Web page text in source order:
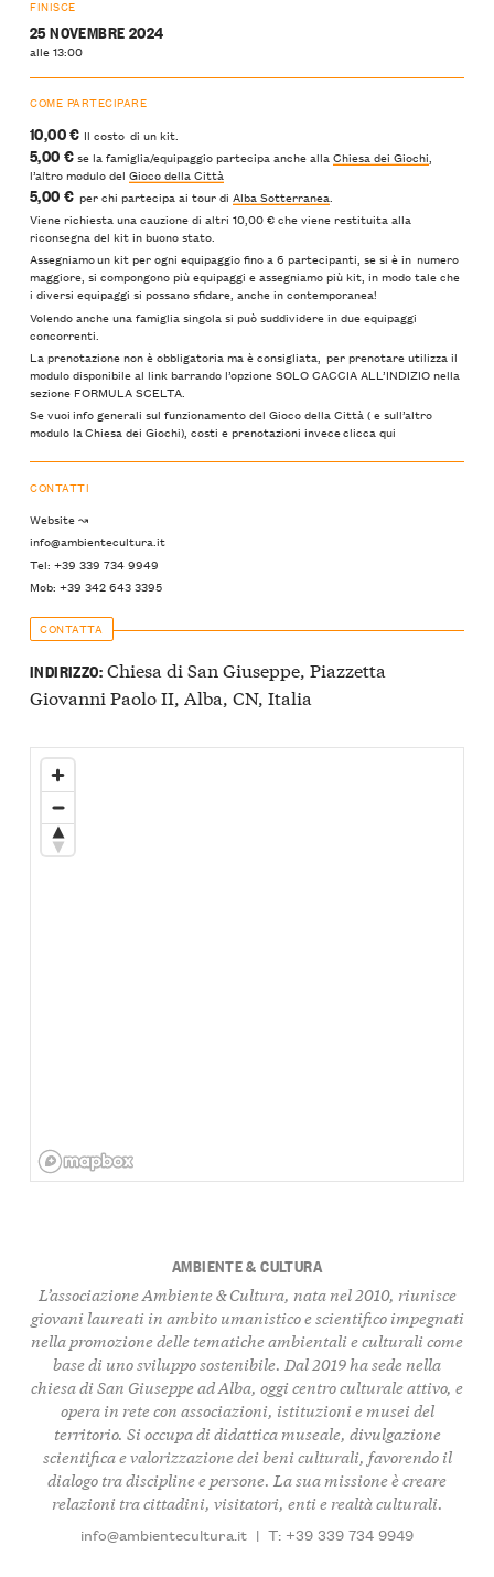
FINISCE
25 NOVEMBRE 2024
alle 13:00
COME PARTECIPARE
10,00 € Il costo di un kit.
5,00 €se la famiglia/equipaggio partecipa anche allaChiesa dei Giochi,
l’altro modulo del Gioco della Città
5,00 € per chi partecipa ai tour diAlba Sotterranea.
Viene richiesta una cauzione di altri 10,00 € che viene restituita alla
riconsegna del kit in buono stato.
Assegniamo un kit per ogni equipaggio fino a 6 partecipanti, se si è in numero
maggiore, si compongono più equipaggi e assegniamo più kit, in modo tale che
i diversi equipaggi si possano sfidare, anche in contemporanea!
Volendo anche una famiglia singola si può suddividere in due equipaggi
concorrenti.
La prenotazione non è obbligatoria ma è consigliata, per prenotare utilizza il
modulo disponibile al link barrando l’opzione SOLO CACCIA ALL’INDIZIO nella
sezione FORMULA SCELTA.
Se vuoi info generali sul funzionamento del Gioco della Città ( e sull’altro
modulo la Chiesa dei Giochi), costi e prenotazioni invece clicca qui
CONTATTI
Website ↝
info@ambientecultura.it
Tel: +39 339 734 9949
Mob: +39 342 643 3395
CONTATTA
INDIRIZZO:Chiesa di San Giuseppe, Piazzetta
Giovanni Paolo II, Alba, CN, Italia
AMBIENTE & CULTURA
L’associazione Ambiente & Cultura, nata nel 2010, riunisce
giovani laureati in ambito umanistico e scientifico impegnati
nella promozione delle tematiche ambientali e culturali come
base di uno sviluppo sostenibile. Dal 2019 ha sede nella
chiesa di San Giuseppe ad Alba, oggi centro culturale attivo, e
opera in rete con associazioni, istituzioni e musei del
territorio. Si occupa di didattica museale, divulgazione
scientifica e valorizzazione dei beni culturali, favorendo il
dialogo tra discipline e persone. La sua missione è creare
relazioni tra cittadini, visitatori, enti e realtà culturali.
info@ambientecultura.it | T: +39 339 734 9949